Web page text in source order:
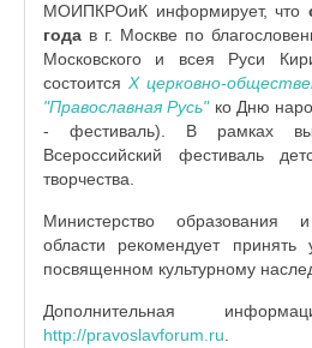
МОИПКРОиК информирует, что
года в г. Москве по
Московского и всея Руси
состоится X церковно-
"Православная Русь" ко Дню
- фестиваль). В рамках
Всероссийский фестиваль
творчества.
Министерство образования
области рекомендует принять
посвященном культурному
Дополнительная
http://pravoslavforum.ru